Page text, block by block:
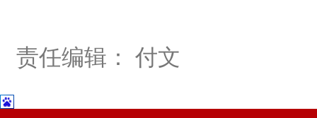
责任编辑： 付文